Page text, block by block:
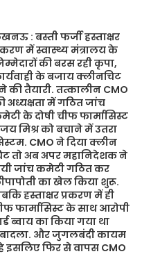
: बस्ती फर्जी हस्ताक्षर
में स्वास्थ्य मंत्रालय के
की बरस रही कृपा,
के बजाय क्लीनचिट
की तैयारी. तत्कालीन CMO
अध्यक्षता में गठित जांच
के दोषी चीफ फार्मासिस्ट
मिश्र को बचाने में उतरा
CMO ने दिया क्लीन
तो अब अपर महानिदेशक ने
जांच कमेटी गठित कर
का खेल किया शुरू.
हस्ताक्षर प्रकरण में ही
फार्मासिस्ट के साथ आरोपी
ब्वाय का किया गया था
और जुगलबंदी कायम
इसलिए फिर से वापस CMO